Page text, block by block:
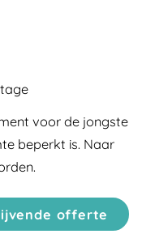
voor de jongste
beperkt is. Naar
offerte